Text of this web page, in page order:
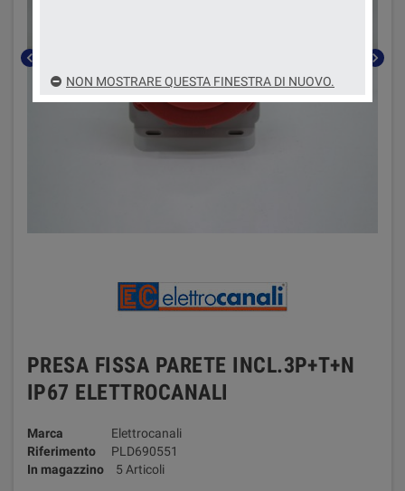
chevron_left chevron_right
PRESA FISSA PARETE INCL.3P+T+N
IP67 ELETTROCANALI
Marca
Elettrocanali
Riferimento
PLD690551
In magazzino
5 Articoli
NON MOSTRARE QUESTA FINESTRA DI NUOVO.